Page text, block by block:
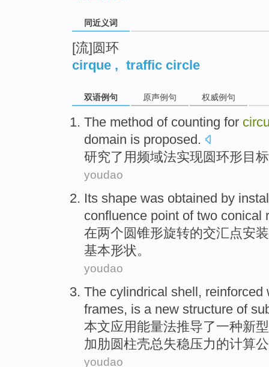
同近义词
[流]圆环
cirque , traffic circle
双语例句 原声例句 权威例句
The method of counting for
domain is proposed.
研究了 用频域法实现圆环形目
youdao
Its shape was obtained by
confluence point of two conical
在两个圆锥形旋转的交汇点安装
基本形状。
youdao
The cylindrical shell, reinforced
frames, is a new structure of
本文应用能量法推导了一种新型
加肋圆柱壳总失稳压力的计算
youdao